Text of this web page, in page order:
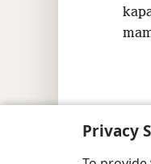
Privacy